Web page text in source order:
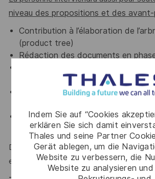
Indem Sie auf “Cookies
erklären Sie sich damit
Thales und seine Partner
Gerät ablegen, um die
Website zu verbessern, die
Website zu analysieren und
niveau des propositions et des
Contribution à l’élaboration de
(product tree)
Rédaction des documents en
Demande de création de projet
Support au projet
, en lien direct
institutionnels exigeants.
Des déplacements occasionnelsdans
européens sont à prévoir.